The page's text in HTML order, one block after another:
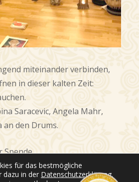
miteinander verbinden,
in dieser kalten Zeit:
Saracevic, Angela Mahr,
an den Drums.
Spende
18:00
für das bestmögliche
dazu in der Datenschutzerklärung.